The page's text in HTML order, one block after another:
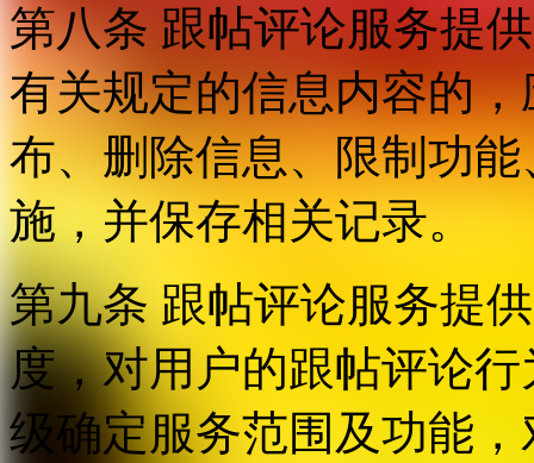
第八条 跟帖评论服务提
有关规定的信息内容的
布、删除信息、限制功
施，并保存相关记录。
第九条 跟帖评论服务提
度，对用户的跟帖评论
级确定服务范围及功能